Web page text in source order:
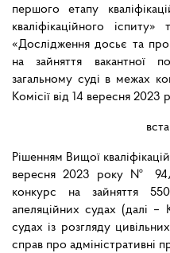
першого етапу
кваліфікаційного
«Дослідження досьє та
на зайняття вакантної
загальному суді в межах
Комісії від 14 вересня
Рішенням Вищої
вересня 2023 року № 94/
конкурс на зайняття
апеляційних судах (далі –
судах із розгляду
справ про адміністративні